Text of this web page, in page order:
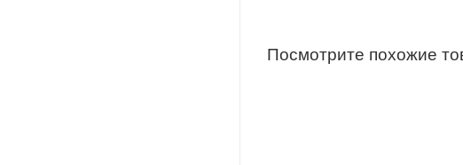
Посмотрите похожие